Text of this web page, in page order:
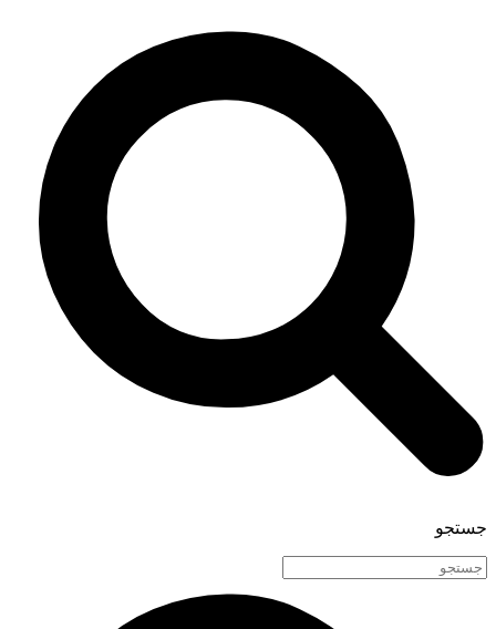
جستجو